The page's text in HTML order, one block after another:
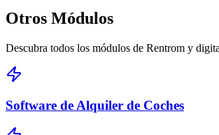
Otros Módulos
Descubra todos los módulos de Rentrom y
Software de Alquiler de Coches